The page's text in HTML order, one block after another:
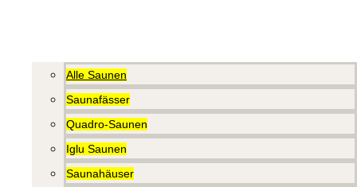
Alle Saunen
Saunafässer
Quadro-Saunen
Iglu Saunen
Saunahäuser